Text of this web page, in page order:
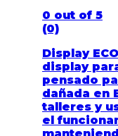
0 out of 5
(0)
Display
display
pensado
dañada en
talleres y
el